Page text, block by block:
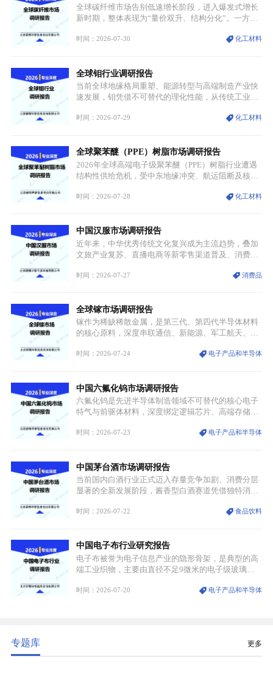
资源与产能、中国主导消费与技术、工艺向低碳湿法
迭代、再生镍加速补位”的全新格局。
全球碳纤维市场告别低速增长阶段，进入爆发式增长
新时期，整体表现为“量价双升、结构分化”。一方面
持续扩张；另一方面产品、需求、应用场景呈现明显
体规模扩张，高附加值领域与规模化工业应用形成两
大独立增长体系。
时间：2026-07-30 化工材料
全球钼行业调研报告
当前全球地缘格局重塑、能源转型与高端制造产业快
速发展，钼凭借不可替代的理化性能，从传统工业金
需格局重构、价值体系重估的新阶段。钼是典型难熔
贯穿传统工业、高端制造、军工、新能源等多个核心
产业，成为现代工业体系中不可或缺的基础材料。
时间：2026-07-29 化工材料
全球聚苯醚（PPE）树脂市场调研报告
2026年全球高端电子级聚苯醚（PPE）树脂行业遭遇
结构性供给危机，受中东地缘冲突、航运阻断及核心
停产，行业长期维持寡头垄断的供应链格局彻底瓦
价无市”的供给真空，并沿高频覆铜板、PCB电路板向
AI服务器、5G基站等高端电子终端持续传导，全产业
链生产、成本、交付均承受巨大压力。
时间：2026-07-28 化工材料
中国汉服市场调研报告
近年来，中华优秀传统文化复兴成为主流趋势，叠加
文旅产业复苏、直播电商等新零售渠道普及、消费群
服不再局限于传统节日、古风活动等小众场景，逐步
重要载体。同时，行业标准落地、生产技术升级、原
创设计能力提升，进一步夯实产业发展根基，吸引传
统服饰品牌、文旅企业等跨界入局，市场活力持续释
时间：2026-07-27 消费品
全球镓市场调研报告
镓作为稀缺稀散金属，是第三代、第四代半导体材料
的核心原料，深度串联通信、新能源、军工航天、光
与大国科技博弈的关键战略资源。镓并非传统大宗金
领域渗透”的战略体系，成为全球科技产业运转的刚
需资源。
时间：2026-07-24 电子产品和半导体
中国六氟化钨市场调研报告
六氟化钨是先进半导体制造领域不可替代的核心电子
特气与前驱体材料，深度绑定逻辑芯片、高端存储芯
沉积（CVD）、原子层沉积（ALD）工艺专用前驱体
密制造流程。
时间：2026-07-23 电子产品和半导体
中国茅台酒市场调研报告
当前国内白酒行业正式迈入存量竞争加剧、消费分层
显著的全新发展阶段，酱香型白酒赛道凭借独特消费
道。贵州茅台凭借独一无二的核心产区壁垒、刚性产
业。
时间：2026-07-22 食品饮料
中国电子布行业研究报告
电子布被誉为电子信息产业的隐形骨架，是典型的高
端工业织物，主要由直径不足9微米的电子级玻璃纤
生产制造过程中不可或缺的核心基材。电子布具备高
时间：2026-07-20 电子产品和半导体
专题库 更多